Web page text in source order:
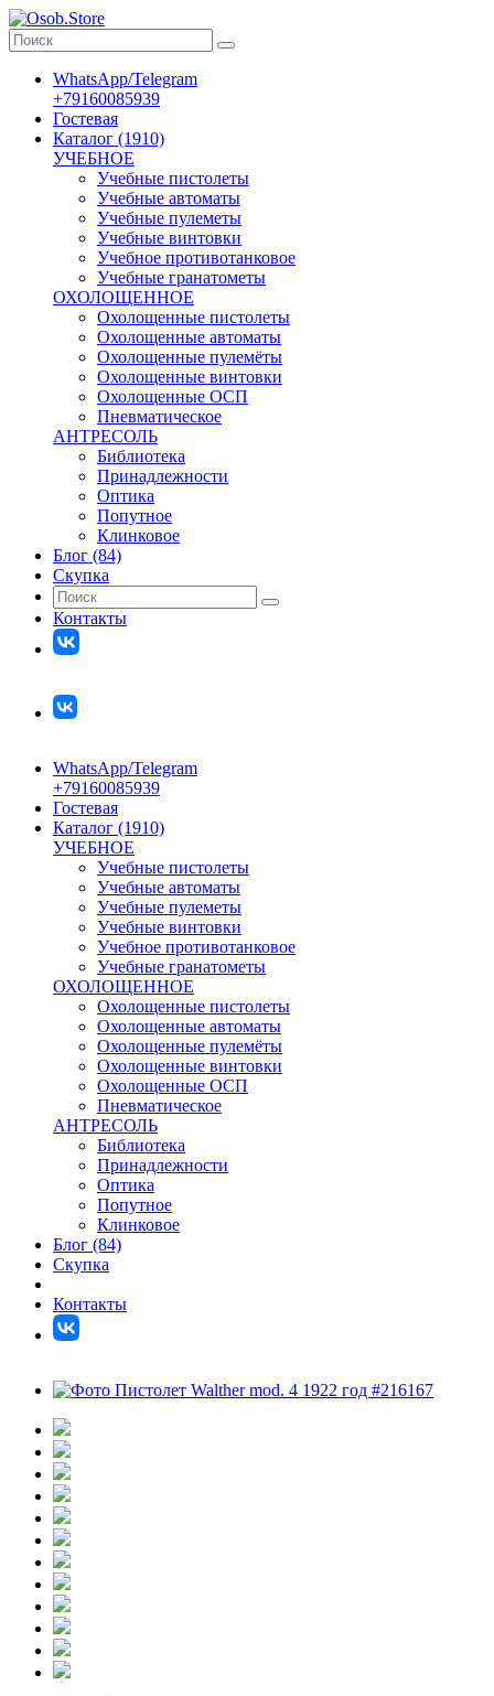
WhatsApp/Telegram
+79160085939
Гостевая
Каталог (1910)
УЧЕБНОЕ
Учебные пистолеты
Учебные автоматы
Учебные пулеметы
Учебные винтовки
Учебное противотанковое
Учебные гранатометы
ОХОЛОЩЕННОЕ
Охолощенные пистолеты
Охолощенные автоматы
Охолощенные пулемёты
Охолощенные винтовки
Охолощенные ОСП
Пневматическое
АНТРЕСОЛЬ
Библиотека
Принадлежности
Оптика
Попутное
Клинковое
Блог (84)
Скупка
Контакты
WhatsApp/Telegram
+79160085939
Гостевая
Каталог (1910)
УЧЕБНОЕ
Учебные пистолеты
Учебные автоматы
Учебные пулеметы
Учебные винтовки
Учебное противотанковое
Учебные гранатометы
ОХОЛОЩЕННОЕ
Охолощенные пистолеты
Охолощенные автоматы
Охолощенные пулемёты
Охолощенные винтовки
Охолощенные ОСП
Пневматическое
АНТРЕСОЛЬ
Библиотека
Принадлежности
Оптика
Попутное
Клинковое
Блог (84)
Скупка
Контакты